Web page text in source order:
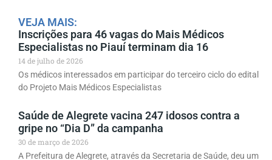
VEJA MAIS:
Inscrições para 46 vagas do Mais Médicos
Especialistas no Piauí terminam dia 16
14 de julho de 2026
Os médicos interessados em participar do terceiro ciclo do edital
do Projeto Mais Médicos Especialistas
Saúde de Alegrete vacina 247 idosos contra a
gripe no “Dia D” da campanha
30 de março de 2026
A Prefeitura de Alegrete, através da Secretaria de Saúde, deu um